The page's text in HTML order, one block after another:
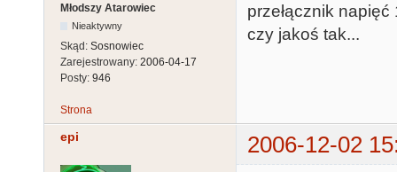
Młodszy Atarowiec
Nieaktywny
Skąd: Sosnowiec
Zarejestrowany: 2006-04-17
Posty: 946
przełącznik
czy jakoś tak...
Strona
epi 2006-12-02